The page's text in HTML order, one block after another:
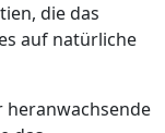
die das
auf natürliche